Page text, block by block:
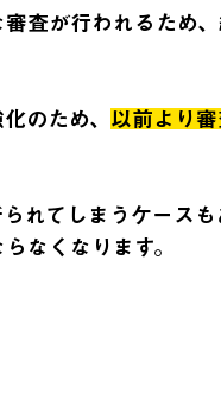
査が行われるため
のため、 以前より
れてしまうケース
なくなります。